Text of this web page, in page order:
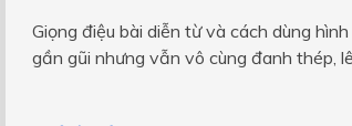
Giọng điệu bài diễn từ và cách dùng
gần gũi nhưng vẫn vô cùng đanh thép,